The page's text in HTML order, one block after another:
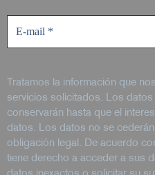
Tratamos la información que
servicios solicitados. Los
conservarán hasta que el
datos. Los datos no se
obligación legal. De acuerdo
tiene derecho a acceder a sus